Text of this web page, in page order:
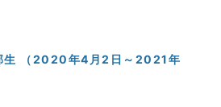
生 （2020年4月2日～2021年